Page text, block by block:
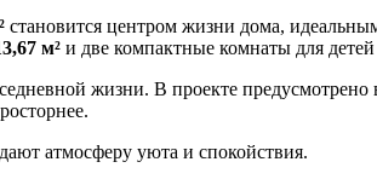
становится центром жизни дома,
м² и две компактные комнаты для
жизни. В проекте
атмосферу уюта и спокойствия.